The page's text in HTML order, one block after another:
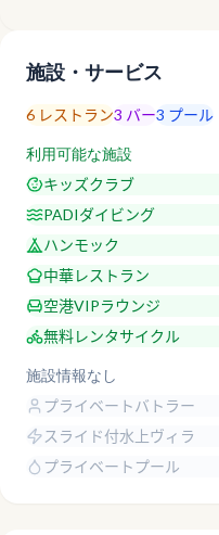
施設・サービス
6 レストラン3 バー3 プール
利用可能な施設
キッズクラブ
PADIダイビング
ハンモック
中華レストラン
空港VIPラウンジ
無料レンタサイクル
施設情報なし
プライベートバトラー
スライド付水上ヴィラ
プライベートプール